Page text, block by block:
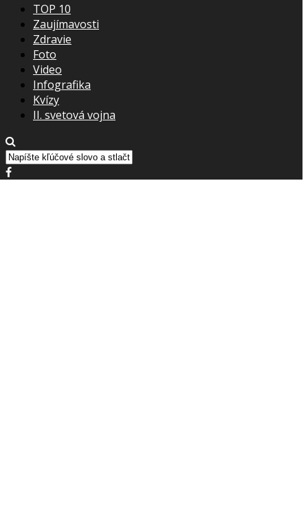
TOP 10
Zaujímavosti
Zdravie
Foto
Video
Infografika
Kvízy
II. svetová vojna